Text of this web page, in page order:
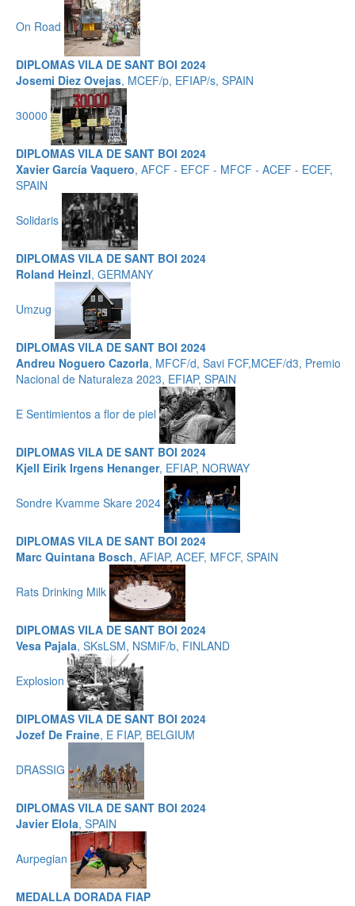
On Road
DIPLOMAS VILA DE SANT BOI 2024
Josemi Diez Ovejas, MCEF/p, EFIAP/s, SPAIN
30000
DIPLOMAS VILA DE SANT BOI 2024
Xavier García Vaquero, AFCF - EFCF - MFCF - ACEF - ECEF,
SPAIN
Solidaris
DIPLOMAS VILA DE SANT BOI 2024
Roland Heinzl, GERMANY
Umzug
DIPLOMAS VILA DE SANT BOI 2024
Andreu Noguero Cazorla, MFCF/d, Savi FCF,MCEF/d3, Premio
Nacional de Naturaleza 2023, EFIAP, SPAIN
E Sentimientos a flor de piel
DIPLOMAS VILA DE SANT BOI 2024
Kjell Eirik Irgens Henanger, EFIAP, NORWAY
Sondre Kvamme Skare 2024
DIPLOMAS VILA DE SANT BOI 2024
Marc Quintana Bosch, AFIAP, ACEF, MFCF, SPAIN
Rats Drinking Milk
DIPLOMAS VILA DE SANT BOI 2024
Vesa Pajala, SKsLSM, NSMiF/b, FINLAND
Explosion
DIPLOMAS VILA DE SANT BOI 2024
Jozef De Fraine, E FIAP, BELGIUM
DRASSIG
DIPLOMAS VILA DE SANT BOI 2024
Javier Elola, SPAIN
Aurpegian
MEDALLA DORADA FIAP